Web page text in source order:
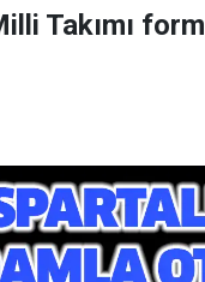
Takımı